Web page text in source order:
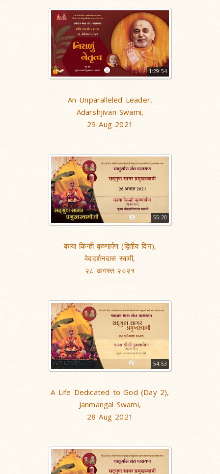
1:29:54
An Unparalleled Leader,
Adarshjivan Swami,
29 Aug 2021
55:20
काया किन्ही कृष्णार्पण (द्वितीय दिन),
वेददर्शनदास स्वामी,
२८ अगस्त २०२१
54:53
A Life Dedicated to God (Day 2),
Janmangal Swami,
28 Aug 2021